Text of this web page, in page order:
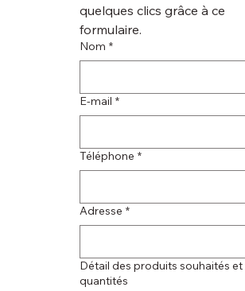
quelques clics grâce à ce
formulaire.
Nom *
E‑mail *
Téléphone *
Adresse *
Détail des produits souhaités et
quantités